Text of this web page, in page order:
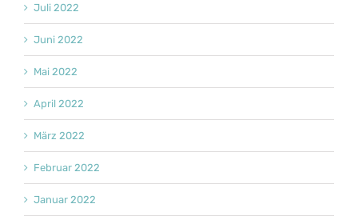
Juli 2022
Juni 2022
Mai 2022
April 2022
März 2022
Februar 2022
Januar 2022